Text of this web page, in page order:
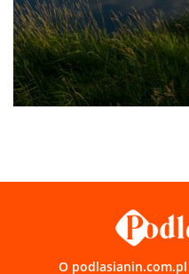
O podlasianin.com.pl